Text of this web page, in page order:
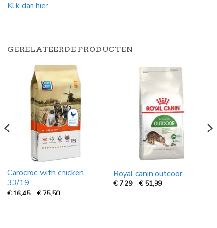
Klik dan hier
GERELATEERDE PRODUCTEN
Carocroc with chicken
33/19
€ 16,45 - € 75,50Prijsklasse:
Royal canin outdoor
€ 7,29 - € 51,99Prijsklasse: